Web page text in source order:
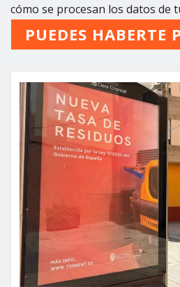
cómo se procesan los datos de
PUEDES HABERTE